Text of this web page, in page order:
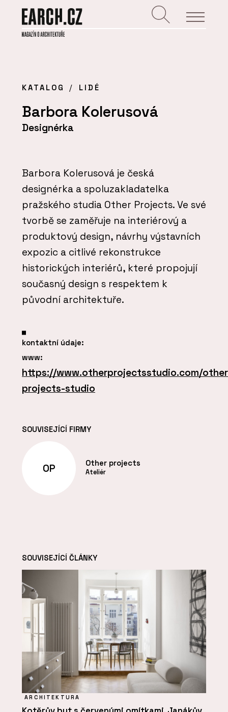
KATALOG LIDÉ
Barbora Kolerusová
Designérka
Barbora Kolerusová je česká
designérka a spoluzakladatelka
pražského studia Other Projects. Ve své
tvorbě se zaměřuje na interiérový a
produktový design, návrhy výstavních
expozic a citlivé rekonstrukce
historických interiérů, které propojují
současný design s respektem k
původní architektuře.
kontaktní údaje:
www:
https://www.otherprojectsstudio.com/
projects-studio
SOUVISEJÍCÍ FIRMY
OP Other projects
Ateliér
SOUVISEJÍCÍ ČLÁNKY
ARCHITEKTURA